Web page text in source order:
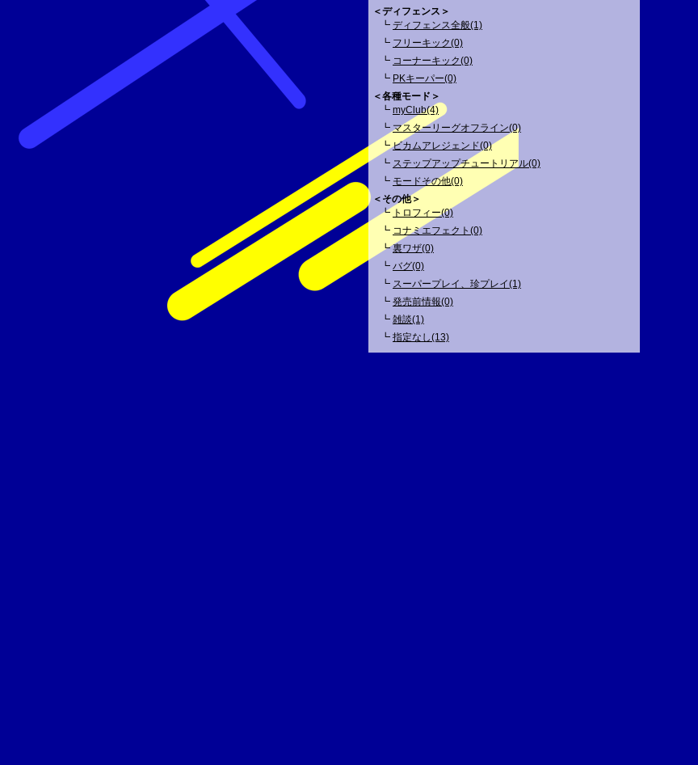
＜ディフェンス＞
┗ ディフェンス全般(1)
┗ フリーキック(0)
┗ コーナーキック(0)
┗ PKキーパー(0)
＜各種モード＞
┗ myClub(4)
┗ マスターリーグオフライン(0)
┗ビカムアレジェンド(0)
┗ ステップアップチュートリアル(0)
┗ モードその他(0)
＜その他＞
┗ トロフィー(0)
┗ コナミエフェクト(0)
┗裏ワザ(0)
┗ バグ(0)
┗ スーパープレイ、珍プレイ(1)
┗ 発売前情報(0)
┗ 雑談(1)
┗ 指定なし(13)